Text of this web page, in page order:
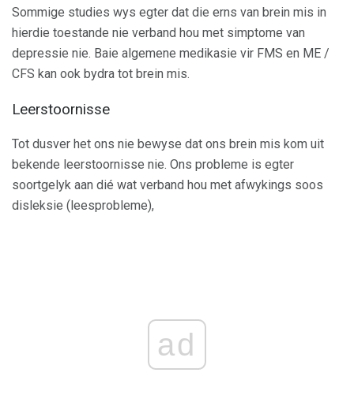
Sommige studies wys egter dat die erns van brein mis in
hierdie toestande nie verband hou met simptome van
depressie nie. Baie algemene medikasie vir FMS en ME /
CFS kan ook bydra tot brein mis.
Leerstoornisse
Tot dusver het ons nie bewyse dat ons brein mis kom uit
bekende leerstoornisse nie. Ons probleme is egter
soortgelyk aan dié wat verband hou met afwykings soos
disleksie (leesprobleme),
ad